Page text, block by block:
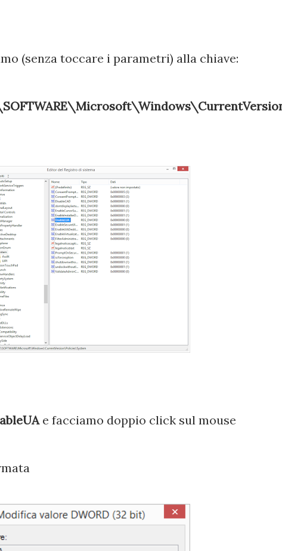
(senza toccare i parametri) alla chiave:
e facciamo doppio click sul mouse